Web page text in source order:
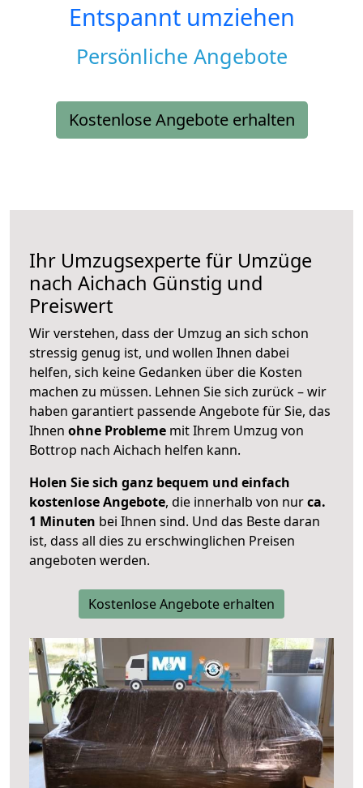
Entspannt umziehen
Persönliche Angebote
Kostenlose Angebote erhalten
Ihr Umzugsexperte für Umzüge
nach Aichach Günstig und
Preiswert
Wir verstehen, dass der Umzug an sich schon
stressig genug ist, und wollen Ihnen dabei
helfen, sich keine Gedanken über die Kosten
machen zu müssen. Lehnen Sie sich zurück – wir
haben garantiert passende Angebote für Sie, das
Ihnen ohne Probleme mit Ihrem Umzug von
Bottrop nach Aichach helfen kann.
Holen Sie sich ganz bequem und einfach
kostenlose Angebote, die innerhalb von nurca.
1 Minuten bei Ihnen sind. Und das Beste daran
ist, dass all dies zu erschwinglichen Preisen
angeboten werden.
Kostenlose Angebote erhalten